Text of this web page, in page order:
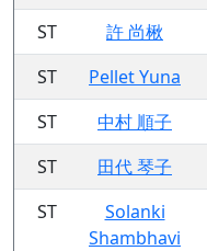
ST
許 尚楸
ST
Pellet Yuna
ST
中村 順子
ST
田代 琴子
ST
Solanki
Shambhavi